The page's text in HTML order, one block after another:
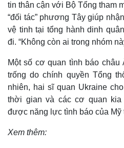
tin thân cận với Bộ Tổng tham
“đối tác” phương Tây giúp
vệ tinh tại tổng hành dinh
đi. “Không còn ai trong nhóm
Một số cơ quan tình báo
trống do chính quyền Tổng
nhiên, hai sĩ quan Ukraine
thời gian và các cơ quan
được năng lực tình báo của Mỹ
Xem thêm: